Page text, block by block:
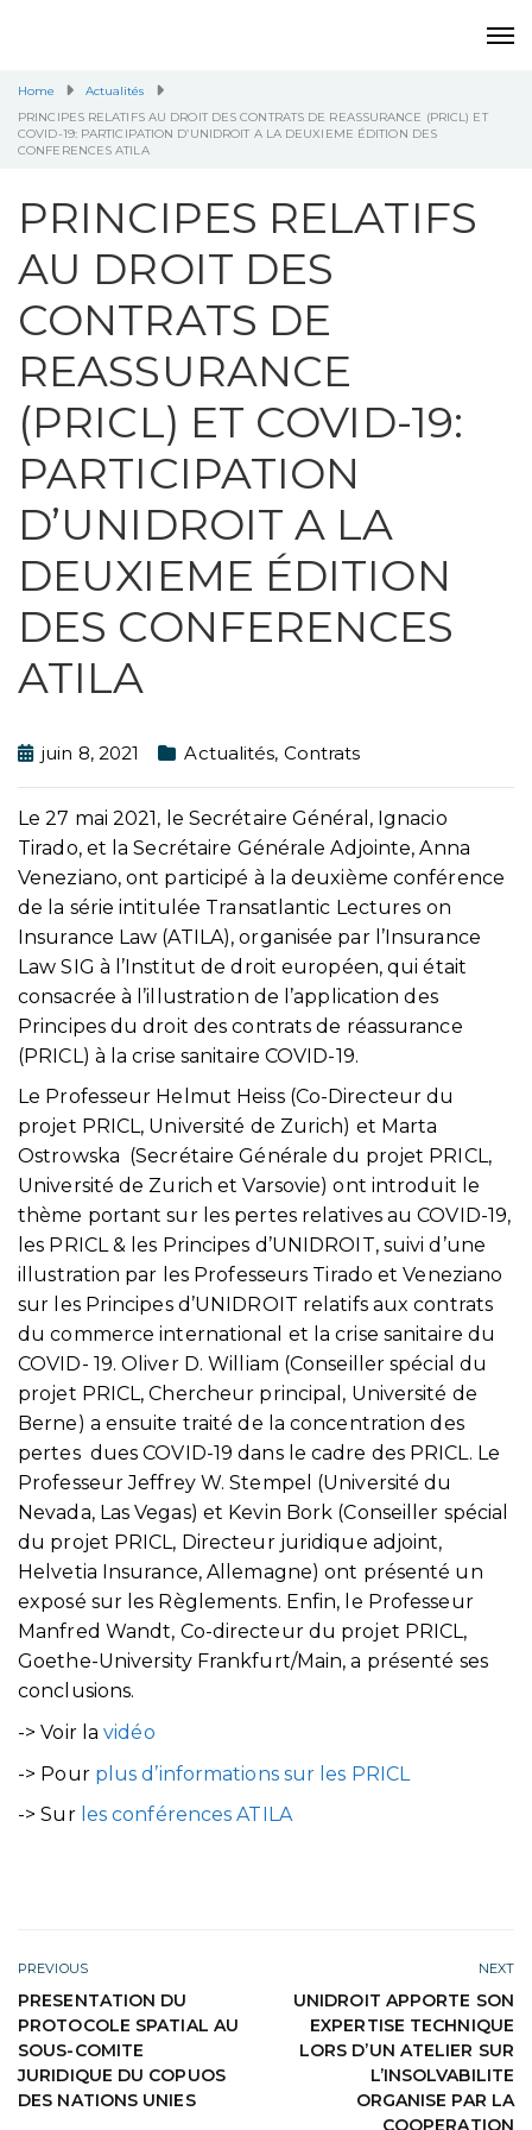
Home
Actualités
PRINCIPES RELATIFS AU DROIT DES CONTRATS DE REASSURANCE (PRICL) ET
COVID-19: PARTICIPATION D’UNIDROIT A LA DEUXIEME ÉDITION DES
CONFERENCES ATILA
PRINCIPES RELATIFS
AU DROIT DES
CONTRATS DE
REASSURANCE
(PRICL) ET COVID-19:
PARTICIPATION
D’UNIDROIT A LA
DEUXIEME ÉDITION
DES CONFERENCES
ATILA
juin 8, 2021 Actualités, Contrats
Le 27 mai 2021, le Secrétaire Général, Ignacio
Tirado, et la Secrétaire Générale Adjointe, Anna
Veneziano, ont participé à la deuxième conférence
de la série intitulée Transatlantic Lectures on
Insurance Law (ATILA), organisée par l’Insurance
Law SIG à l’Institut de droit européen, qui était
consacrée à l’illustration de l’application des
Principes du droit des contrats de réassurance
(PRICL) à la crise sanitaire COVID-19.
Le Professeur Helmut Heiss (Co-Directeur du
projet PRICL, Université de Zurich) et Marta
Ostrowska (Secrétaire Générale du projet PRICL,
Université de Zurich et Varsovie) ont introduit le
thème portant sur les pertes relatives au COVID-19,
les PRICL & les Principes d’UNIDROIT, suivi d’une
illustration par les Professeurs Tirado et Veneziano
sur les Principes d’UNIDROIT relatifs aux contrats
du commerce international et la crise sanitaire du
COVID- 19. Oliver D. William (Conseiller spécial du
projet PRICL, Chercheur principal, Université de
Berne) a ensuite traité de la concentration des
pertes dues COVID-19 dans le cadre des PRICL. Le
Professeur Jeffrey W. Stempel (Université du
Nevada, Las Vegas) et Kevin Bork (Conseiller spécial
du projet PRICL, Directeur juridique adjoint,
Helvetia Insurance, Allemagne) ont présenté un
exposé sur les Règlements. Enfin, le Professeur
Manfred Wandt, Co-directeur du projet PRICL,
Goethe-University Frankfurt/Main, a présenté ses
conclusions.
-> Voir lavidéo
-> Pour plus d’informations sur les PRICL
-> Sur les conférences ATILA
PREVIOUS
PRESENTATION DU
PROTOCOLE SPATIAL AU
SOUS-COMITE
JURIDIQUE DU COPUOS
DES NATIONS UNIES
NEXT
UNIDROIT APPORTE SON
EXPERTISE TECHNIQUE
LORS D’UN ATELIER SUR
L’INSOLVABILITE
ORGANISE PAR LA
COOPERATION